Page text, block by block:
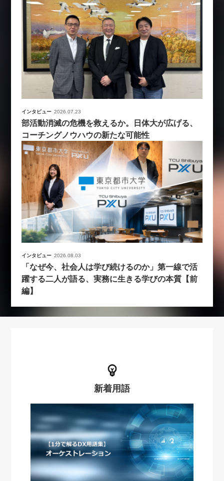
インタビュー 2026.07.23
部活動消滅の危機を救えるか。日体大が広げる、
コーチングノウハウの新たな可能性
インタビュー 2026.08.03
「なぜ今、社会人は学び続けるのか」第一線で活
躍する二人が語る、実務に生きる学びの本質【前
編】
新着用語